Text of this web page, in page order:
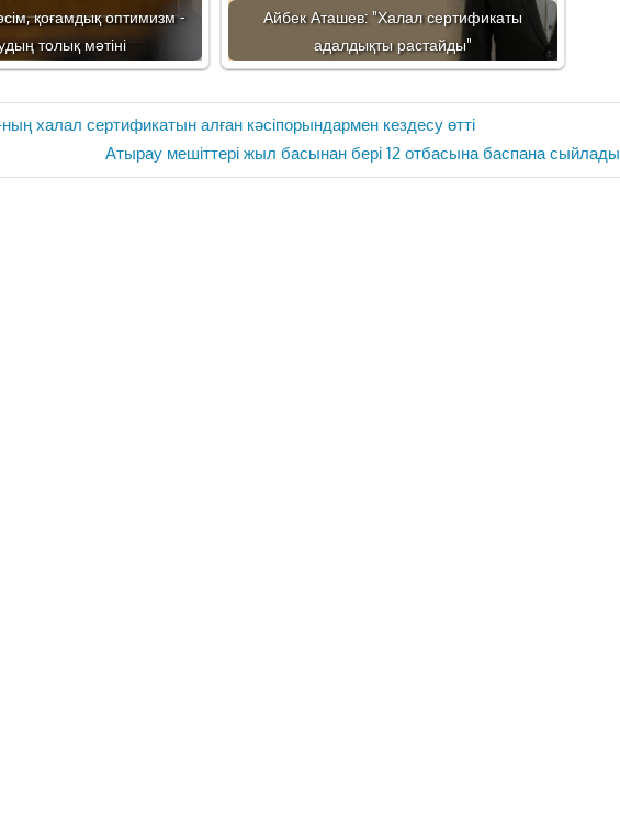
қоғамдық оптимизм -
толық мәтіні
Айбек Аташев: "Халал сертификаты
адалдықты растайды"
халал сертификатын алған кәсіпорындармен кездесу өтті
Next
Post:
Атырау мешіттері жыл басынан бері 12 отбасына баспана сыйлады